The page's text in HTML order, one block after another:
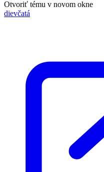
Otvoriť tému v novom okne
dievčatá